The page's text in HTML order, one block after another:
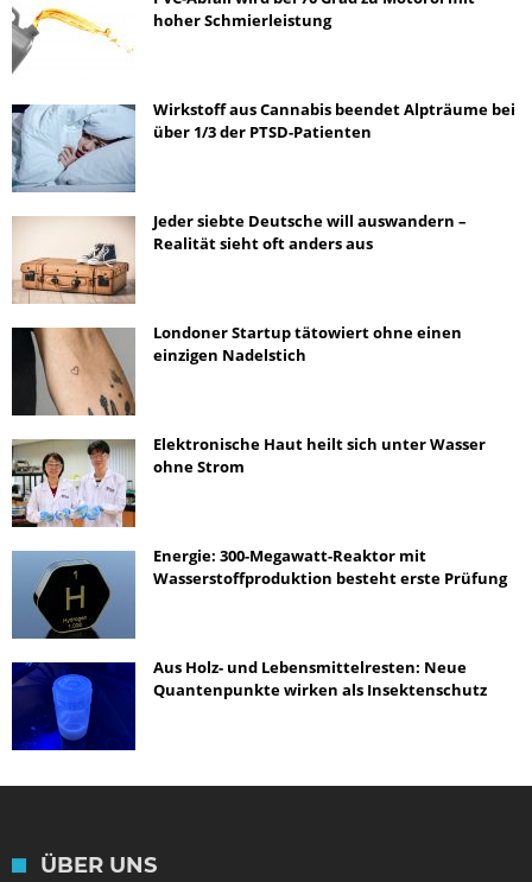
hoher Schmierleistung
Wirkstoff aus Cannabis beendet Alpträume bei
über 1/3 der PTSD-Patienten
Jeder siebte Deutsche will auswandern –
Realität sieht oft anders aus
Londoner Startup tätowiert ohne einen
einzigen Nadelstich
Elektronische Haut heilt sich unter Wasser
ohne Strom
Energie: 300-Megawatt-Reaktor mit
Wasserstoffproduktion besteht erste Prüfung
Aus Holz- und Lebensmittelresten: Neue
Quantenpunkte wirken als Insektenschutz
ÜBER UNS